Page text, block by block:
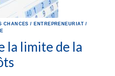
CHANCES / ENTREPRENEURIAT /
la limite de la